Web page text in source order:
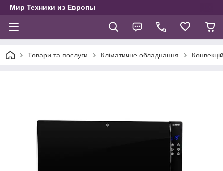
Мир Техники из Европы
Товари та послуги Кліматичне обладнання